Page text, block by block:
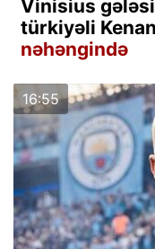
Vinisius
türkiyəli
nəhəngində
16:55